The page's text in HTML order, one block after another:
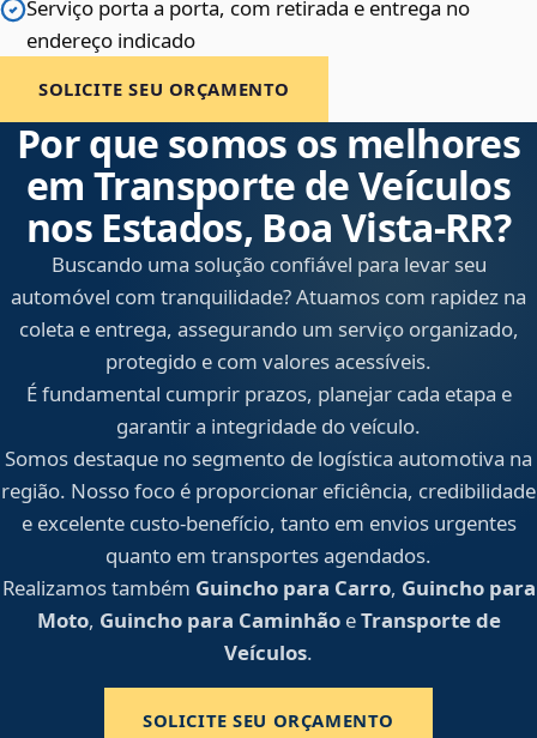
Serviço porta a porta, com retirada e entrega no
endereço indicado
SOLICITE SEU ORÇAMENTO
Por que somos os melhores
em Transporte de Veículos
nos Estados, Boa Vista‑RR?
Buscando uma solução confiável para levar seu
automóvel com tranquilidade? Atuamos com rapidez na
coleta e entrega, assegurando um serviço organizado,
protegido e com valores acessíveis.
É fundamental cumprir prazos, planejar cada etapa e
garantir a integridade do veículo.
Somos destaque no segmento de logística automotiva na
região. Nosso foco é proporcionar eficiência, credibilidade
e excelente custo-benefício, tanto em envios urgentes
quanto em transportes agendados.
Realizamos também Guincho para Carro, Guincho para
Moto, Guincho para CaminhãoeTransporte de
Veículos.
SOLICITE SEU ORÇAMENTO